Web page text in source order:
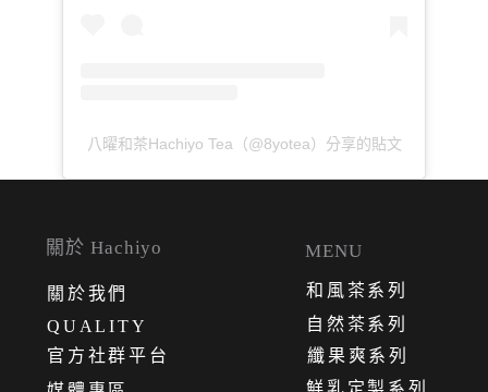
八曜和茶Hachiyo Tea（@8yotea）分享的貼文
關於 Hachiyo
關 於我們
QUALITY
官方社群平台
鮮乳定製系列
纖果爽系列
自然茶系列
和風茶系列
MENU